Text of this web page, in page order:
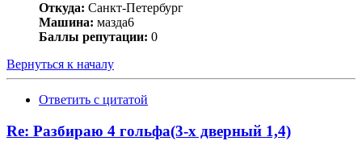
Откуда: Санкт-Петербург
Машина: мазда6
Баллы репутации: 0
Вернуться к началу
Ответить с цитатой
Re: Разбираю 4 гольфа(3-х дверный 1,4)